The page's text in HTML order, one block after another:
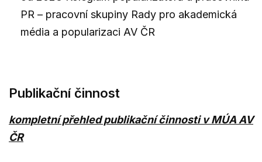
PR – pracovní skupiny Rady pro akademická
média a popularizaci AV ČR
Publikační činnost
kompletní přehled publikační činnosti v MÚA AV
ČR